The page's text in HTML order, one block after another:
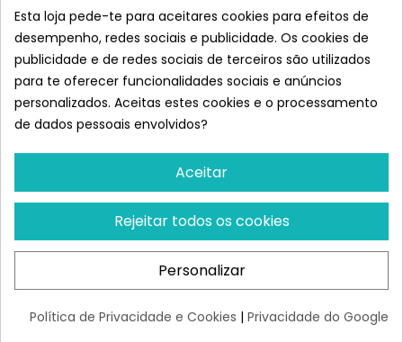
Virbac HPM Pienso A1
Hypoallergy Food
Intolerance...
ESGOTADO
57,46 €
Chegámos ao fim desta página.Voltar ao topo
FAZ PARTE
DA FAMÍLIA SUPERPET
Esta loja pede-te para aceitares cookies para efeitos de
desempenho, redes sociais e publicidade. Os cookies de
publicidade e de redes sociais de terceiros são utilizados
para te oferecer funcionalidades sociais e anúncios
personalizados. Aceitas estes cookies e o processamento
de dados pessoais envolvidos?
Aceitar
Rejeitar todos os cookies
Personalizar
Política de Privacidade e Cookies | Privacidade do Google